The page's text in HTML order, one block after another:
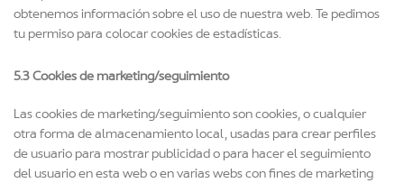
obtenemos información sobre el uso de nuestra web. Te pedimos
tu permiso para colocar cookies de estadísticas.
5.3 Cookies de marketing/seguimiento
Las cookies de marketing/seguimiento son cookies, o cualquier
otra forma de almacenamiento local, usadas para crear perfiles
de usuario para mostrar publicidad o para hacer el seguimiento
del usuario en esta web o en varias webs con fines de marketing